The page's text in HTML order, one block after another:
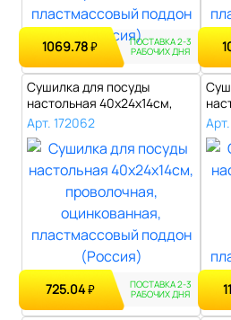
1069.78₽ ПОСТАВКА 2-3
РАБОЧИХ ДНЯ
Сушилка для посуды
настольная 40х24х14см,
проволочная, ..
Арт. 172062
725.04₽ ПОСТАВКА 2-3
РАБОЧИХ ДНЯ